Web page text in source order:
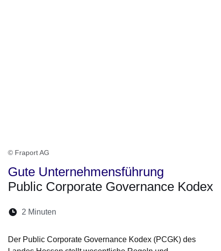
© Fraport AG
Gute Unternehmensführung
Public Corporate Governance Kodex
Lesedauer:
2 Minuten
Der Public Corporate Governance Kodex (PCGK) des